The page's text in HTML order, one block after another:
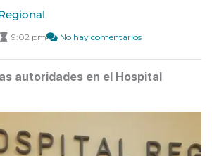
9:02 pm No hay comentarios
autoridades en el Hospital